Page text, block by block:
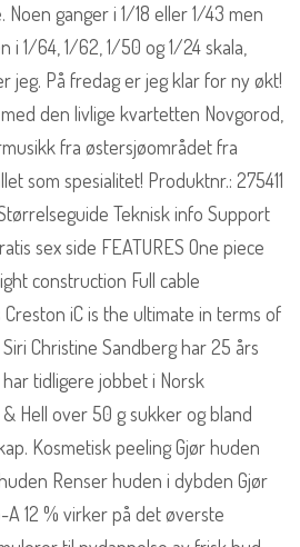
ganger i 1/18 eller 1/43 men
1/64, 1/62, 1/50 og 1/24 skala,
jeg. På fredag er jeg klar for ny økt!
den livlige kvartetten Novgorod,
fra østersjøområdet fra
som spesialitet! Produktnr.: 275411
Teknisk info Support
sex side FEATURES One piece
construction Full cable
iC is the ultimate in terms of
Christine Sandberg har 25 års
tidligere jobbet i Norsk
Hell over 50 g sukker og bland
Kosmetisk peeling Gjør huden
Renser huden i dybden Gjør
A 12 % virker på det øverste